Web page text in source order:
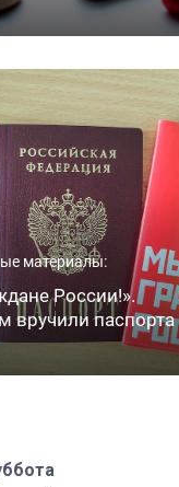
материалы:
России!».
вручили паспорта